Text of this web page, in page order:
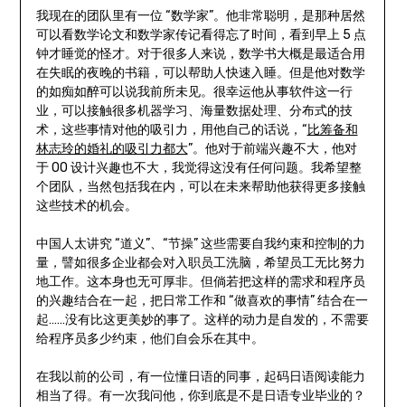
我现在的团队里有一位 “数学家”。他非常聪明，是那种居然
可以看数学论文和数学家传记看得忘了时间，看到早上 5 点
钟才睡觉的怪才。对于很多人来说，数学书大概是最适合用
在失眠的夜晚的书籍，可以帮助人快速入睡。但是他对数学
的如痴如醉可以说我前所未见。很幸运他从事软件这一行
业，可以接触很多机器学习、海量数据处理、分布式的技
术，这些事情对他的吸引力，用他自己的话说，“比筹备和
林志玲的婚礼的吸引力都大”。他对于前端兴趣不大，他对
于 OO 设计兴趣也不大，我觉得这没有任何问题。我希望整
个团队，当然包括我在内，可以在未来帮助他获得更多接触
这些技术的机会。
中国人太讲究 “道义”、“节操” 这些需要自我约束和控制的力
量，譬如很多企业都会对入职员工洗脑，希望员工无比努力
地工作。这本身也无可厚非。但倘若把这样的需求和程序员
的兴趣结合在一起，把日常工作和 “做喜欢的事情” 结合在一
起……没有比这更美妙的事了。这样的动力是自发的，不需要
给程序员多少约束，他们自会乐在其中。
在我以前的公司，有一位懂日语的同事，起码日语阅读能力
相当了得。有一次我问他，你到底是不是日语专业毕业的？